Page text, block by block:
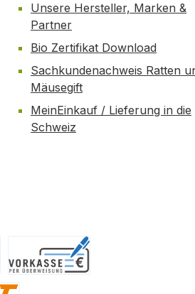
Unsere Hersteller, Marken &
Partner
Bio Zertifikat Download
Sachkundenachweis Ratten
Mäusegift
MeinEinkauf / Lieferung in die
Schweiz
Vorkasse